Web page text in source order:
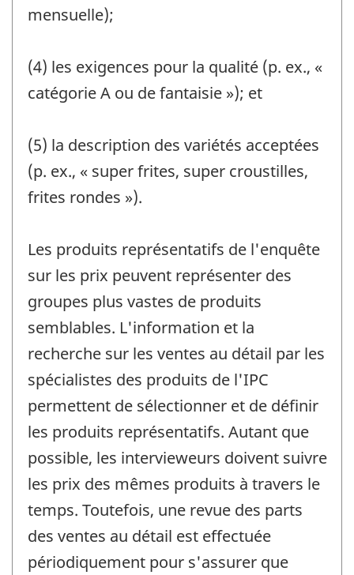
mensuelle);
(4) les exigences pour la qualité (p. ex., «
catégorie A ou de fantaisie »); et
(5) la description des variétés acceptées
(p. ex., « super frites, super croustilles,
frites rondes »).
Les produits représentatifs de l'enquête
sur les prix peuvent représenter des
groupes plus vastes de produits
semblables. L'information et la
recherche sur les ventes au détail par les
spécialistes des produits de l'IPC
permettent de sélectionner et de définir
les produits représentatifs. Autant que
possible, les intervieweurs doivent suivre
les prix des mêmes produits à travers le
temps. Toutefois, une revue des parts
des ventes au détail est effectuée
périodiquement pour s'assurer que